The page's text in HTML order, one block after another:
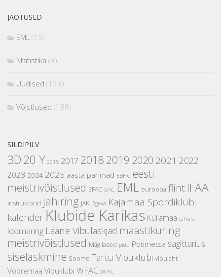
JAOTUSED
EML (15)
Statistika (3)
Uudised (133)
Võistlused (186)
SILDIPILV
3D20 Y 2015 2017 2018 2019 2020 2021 2022
2023 2024 2025 aasta parimad EBHC eesti
meistrivõistlused EFAC EIAC EML euroopa flint IFAA
instruktorid jahiring JAK Jõgeva Kajamaa Spordiklubi
kalender Klubide Karikas Kullamaa Lihula
loomaring Lääne Vibulaskjad maastikuring
meistrivõistlused Mägilased pidu Potimetsa sagittarius
siselaskmine Soome Tartu Vibuklubi vibujaht
Vooremaa Vibuklubi WFAC WIAC